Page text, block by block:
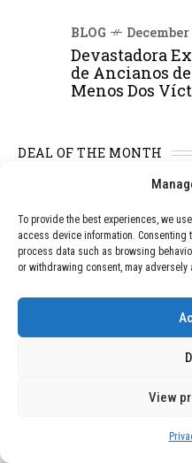
To provide the best experiences, we
access device information.
process data such as browsing
or withdrawing consent, may
View
BLOG
Devastadora
de Ancianos
Menos Dos
DEAL OF THE MONTH
Vídeo
grabación cómo
en apenas 5
Motor de 800
ruedas todo
solo 300 euros
adquisición